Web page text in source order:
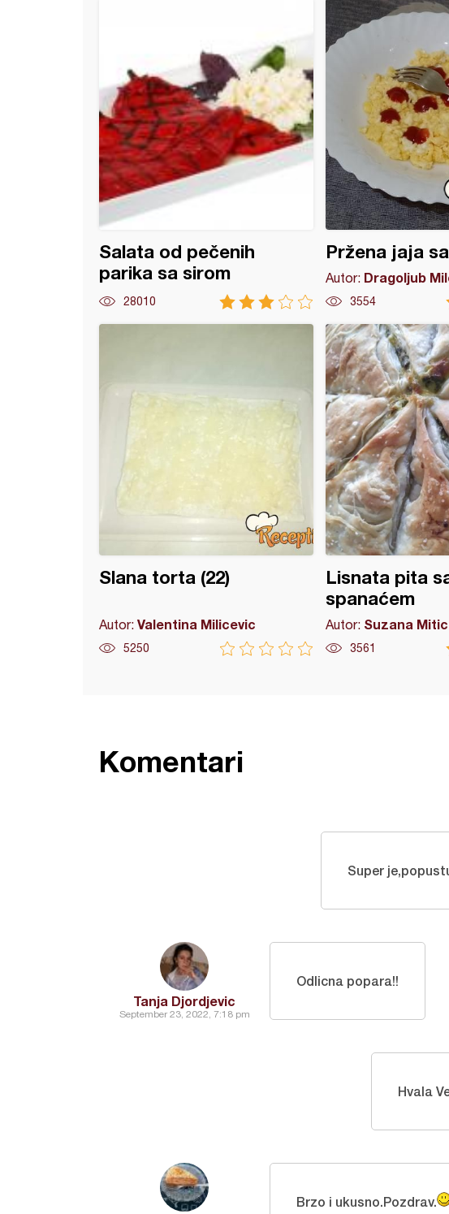
Salata od pečenih
parika sa sirom
28010
Pržena jaja
Autor: Dragoljub
3554
Slana torta (22)
Autor: Valentina Milicevic
5250
Lisnata pita
spanaćem
Autor: Suzana Mitic
3561
Komentari
Super
Tanja Djordjevic
September 23, 2022, 7:18 pm
Odlicna popara!!
Hvala
Brzo i ukusno.Pozdrav.